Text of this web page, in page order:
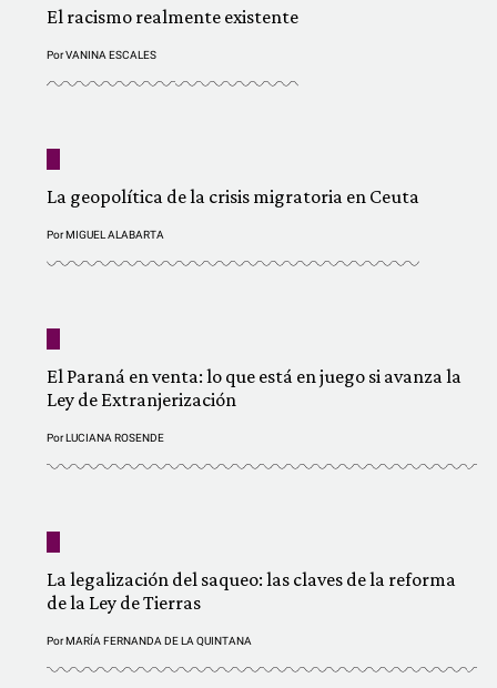
El racismo realmente existente
PorVANINA ESCALES
La geopolítica de la crisis migratoria en Ceuta
PorMIGUEL ALABARTA
El Paraná en venta: lo que está en juego si avanza la
Ley de Extranjerización
PorLUCIANA ROSENDE
La legalización del saqueo: las claves de la reforma
de la Ley de Tierras
PorMARÍA FERNANDA DE LA QUINTANA